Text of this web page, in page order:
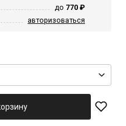
до 770 ₽
авторизоваться